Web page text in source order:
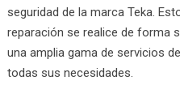
seguridad de la marca Teka.
reparación se realice de forma
una amplia gama de servicios
todas sus necesidades.